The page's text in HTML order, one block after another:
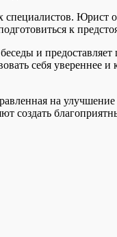
специалистов. Юрист
к
и
себя увереннее и
на
создать